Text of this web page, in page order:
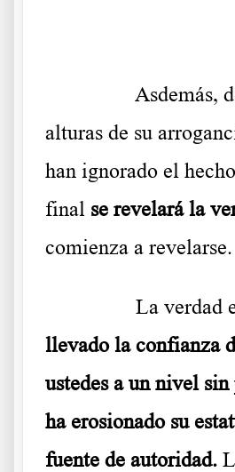
Asdemás,
alturas de su
han ignorado el
final se revelará la
comienza a revelarse.
La verdad
llevado la confianza
ustedes a un nivel sin
ha erosionado su
fuente de autoridad.